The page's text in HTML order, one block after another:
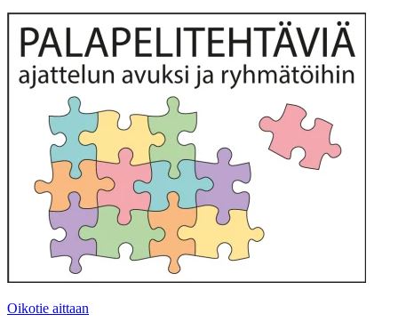
Oikotie aittaan